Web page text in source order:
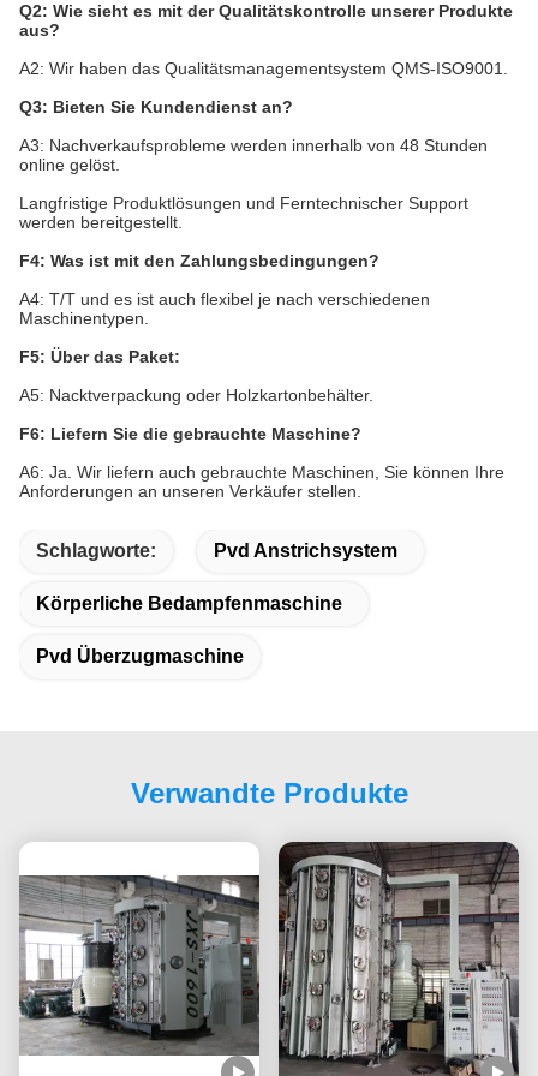
Q2: Wie sieht es mit der Qualitätskontrolle unserer Produkte
aus?
A2: Wir haben das Qualitätsmanagementsystem QMS-ISO9001.
Q3: Bieten Sie Kundendienst an?
A3: Nachverkaufsprobleme werden innerhalb von 48 Stunden
online gelöst.
Langfristige Produktlösungen und Ferntechnischer Support
werden bereitgestellt.
F4: Was ist mit den Zahlungsbedingungen?
A4: T/T und es ist auch flexibel je nach verschiedenen
Maschinentypen.
F5: Über das Paket:
A5: Nacktverpackung oder Holzkartonbehälter.
F6: Liefern Sie die gebrauchte Maschine?
A6: Ja. Wir liefern auch gebrauchte Maschinen, Sie können Ihre
Anforderungen an unseren Verkäufer stellen.
Schlagworte: Pvd Anstrichsystem
Körperliche Bedampfenmaschine
Pvd Überzugmaschine
Verwandte Produkte